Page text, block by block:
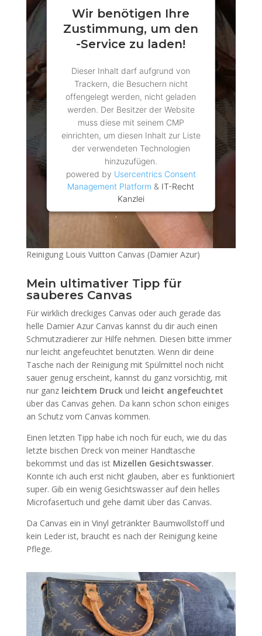
Wir benötigen Ihre
Zustimmung, um den
-Service zu laden!
Dieser Inhalt darf aufgrund von
Trackern, die Besuchern nicht
offengelegt werden, nicht geladen
werden. Der Besitzer der Website
muss diese mit seinem CMP
einrichten, um diesen Inhalt zur Liste
der verwendeten Technologien
hinzuzufügen.
powered by Usercentrics Consent
Management Platform & IT-Recht
Kanzlei
Reinigung Louis Vuitton Canvas (Damier Azur)
Mein ultimativer Tipp für
sauberes Canvas
Für wirklich dreckiges Canvas oder auch gerade das
helle Damier Azur Canvas kannst du dir auch einen
Schmutzradierer zur Hilfe nehmen. Diesen bitte immer
nur leicht angefeuchtet benutzten. Wenn dir deine
Tasche nach der Reinigung mit Spülmittel noch nicht
sauer genug erscheint, kannst du ganz vorsichtig, mit
nur ganz leichtem Druckund leicht angefeuchtet
über das Canvas gehen. Da kann schon schon einiges
an Schutz vom Canvas kommen.
Einen letzten Tipp habe ich noch für euch, wie du das
letzte bischen Dreck von meiner Handtasche
bekommst und das ist Mizellen Gesichtswasser.
Konnte ich auch erst nicht glauben, aber es funktioniert
super. Gib ein wenig Gesichtswasser auf dein helles
Microfasertuch und gehe damit über das Canvas.
Da Canvas ein in Vinyl getränkter Baumwollstoff und
kein Leder ist, braucht es nach der Reinigung keine
Pflege.